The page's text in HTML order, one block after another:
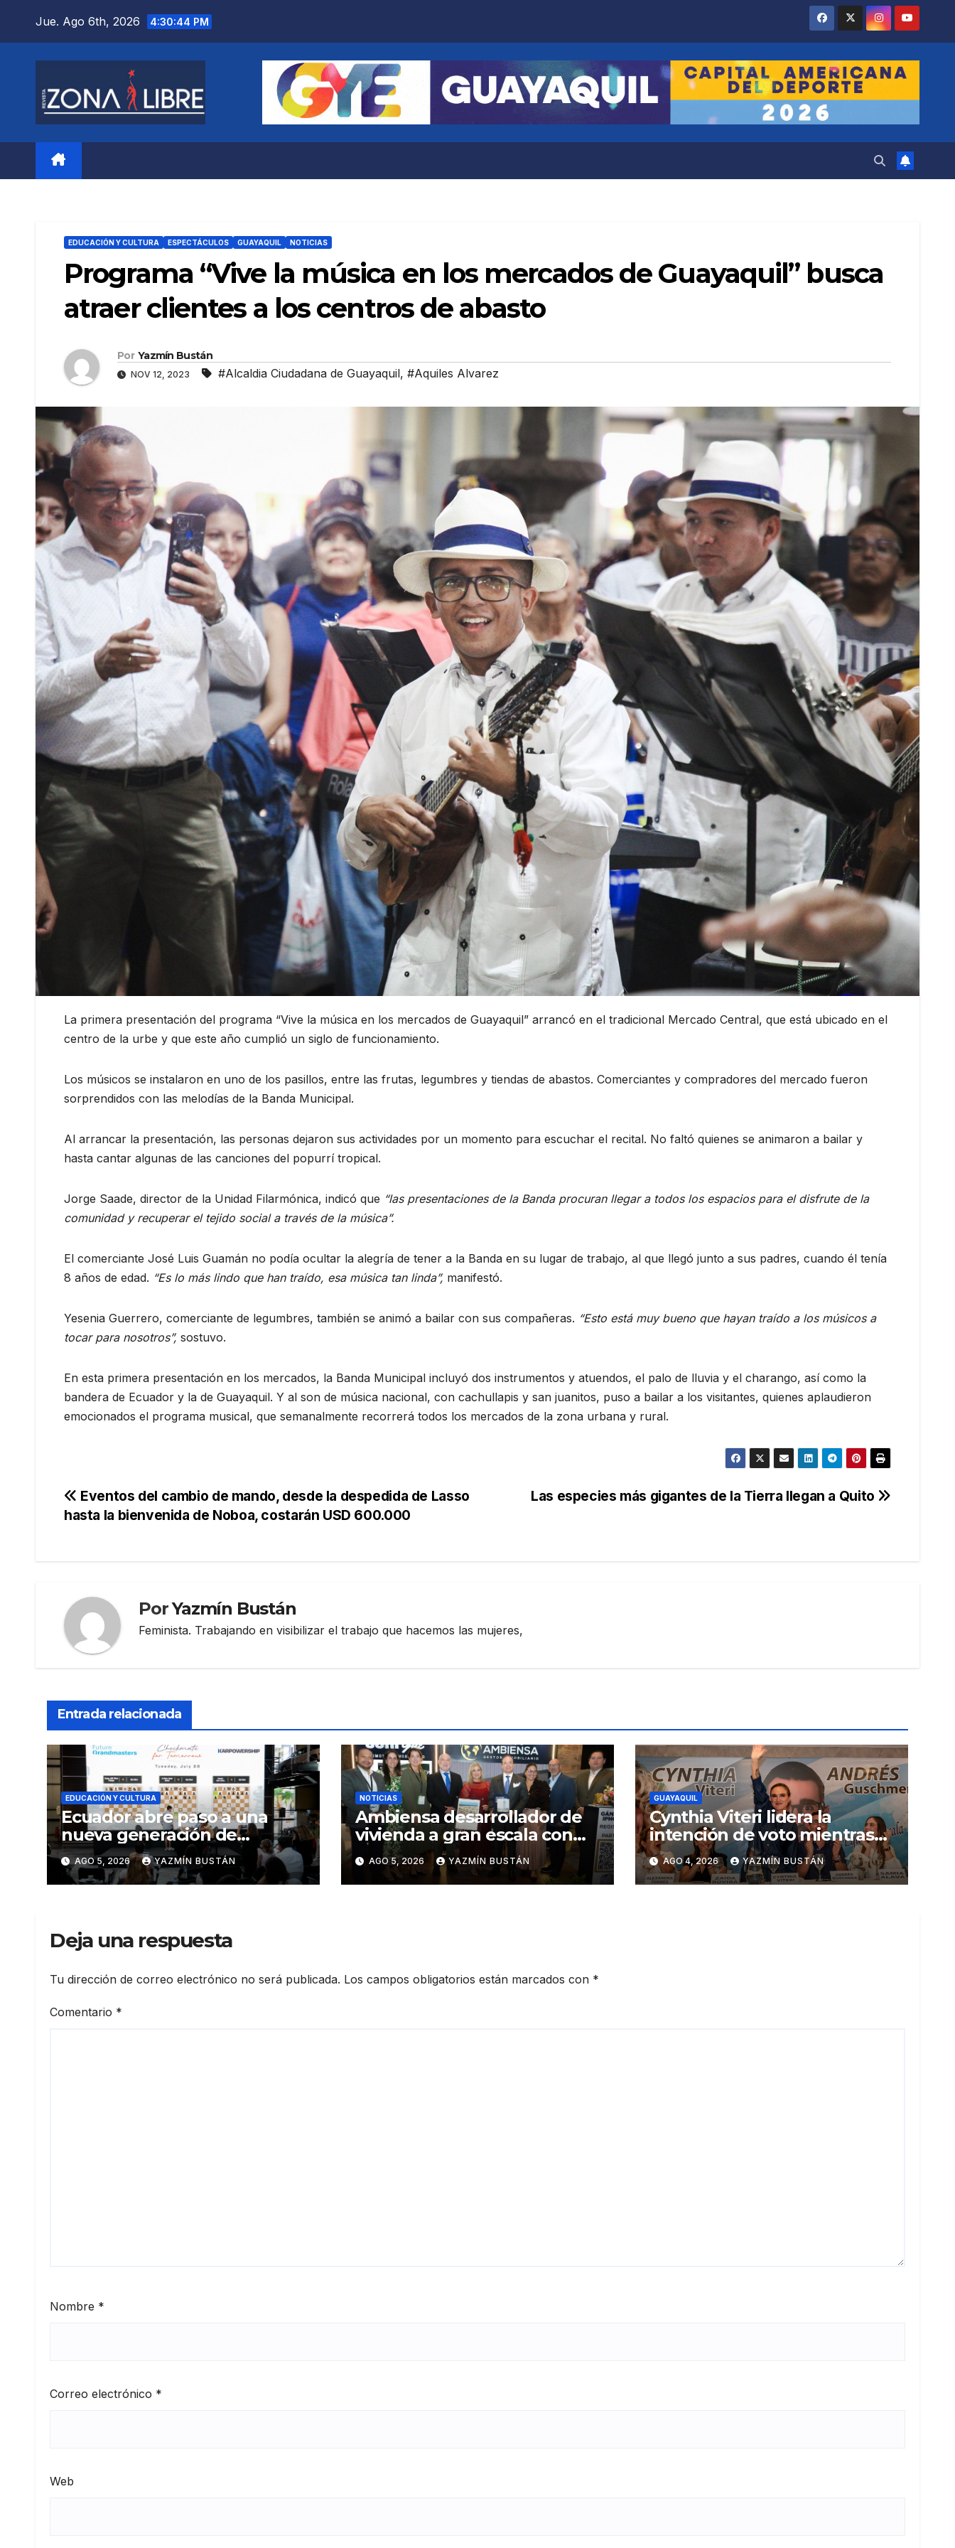
Jue. Ago 6th, 2026 4:30:46 PM
EDUCACIÓN Y CULTURA ESPECTÁCULOS GUAYAQUIL NOTICIAS
Programa “Vive la música en los mercados de Guayaquil” busca
atraer clientes a los centros de abasto
Por Yazmín Bustán
NOV 12, 2023 #Alcaldia Ciudadana de Guayaquil, #Aquiles Alvarez
La primera presentación del programa “Vive la música en los mercados de Guayaquil” arrancó en el tradicional Mercado Central, que está ubicado en el
centro de la urbe y que este año cumplió un siglo de funcionamiento.
Los músicos se instalaron en uno de los pasillos, entre las frutas, legumbres y tiendas de abastos. Comerciantes y compradores del mercado fueron
sorprendidos con las melodías de la Banda Municipal.
Al arrancar la presentación, las personas dejaron sus actividades por un momento para escuchar el recital. No faltó quienes se animaron a bailar y
hasta cantar algunas de las canciones del popurrí tropical.
Jorge Saade, director de la Unidad Filarmónica, indicó que “las presentaciones de la Banda procuran llegar a todos los espacios para el disfrute de la
comunidad y recuperar el tejido social a través de la música”.
El comerciante José Luis Guamán no podía ocultar la alegría de tener a la Banda en su lugar de trabajo, al que llegó junto a sus padres, cuando él tenía
8 años de edad. “Es lo más lindo que han traído, esa música tan linda”, manifestó.
Yesenia Guerrero, comerciante de legumbres, también se animó a bailar con sus compañeras. “Esto está muy bueno que hayan traído a los músicos a
tocar para nosotros”, sostuvo.
En esta primera presentación en los mercados, la Banda Municipal incluyó dos instrumentos y atuendos, el palo de lluvia y el charango, así como la
bandera de Ecuador y la de Guayaquil. Y al son de música nacional, con cachullapis y san juanitos, puso a bailar a los visitantes, quienes aplaudieron
emocionados el programa musical, que semanalmente recorrerá todos los mercados de la zona urbana y rural.
Navegación
Las especies más gigantes de la Tierra llegan a Quito
Eventos del cambio de mando, desde la despedida de Lasso
hasta la bienvenida de Noboa, costarán USD 600.000
PorYazmín Bustán
Feminista. Trabajando en visibilizar el trabajo que hacemos las mujeres,
Entrada relacionada
EDUCACIÓN Y CULTURA
Ecuador abre paso a una
nueva generación de
ajedrecistas con Future
Grandmasters, el programa
de Karpowership
AGO 5, 2026 YAZMÍN BUSTÁN
NOTICIAS
Ambiensa desarrollador de
vivienda a gran escala con
estándares internacionales
de sostenibilidad
AGO 5, 2026 YAZMÍN BUSTÁN
GUAYAQUIL
Cynthia Viteri lidera la
intención de voto mientras
Andrés Guschmer muestra
un destacado crecimiento,
según AtlasIntel
AGO 4, 2026 YAZMÍN BUSTÁN
Deja una respuesta
Tu dirección de correo electrónico no será publicada. Los campos obligatorios están marcados con *
Comentario *
Nombre *
Correo electrónico *
Web